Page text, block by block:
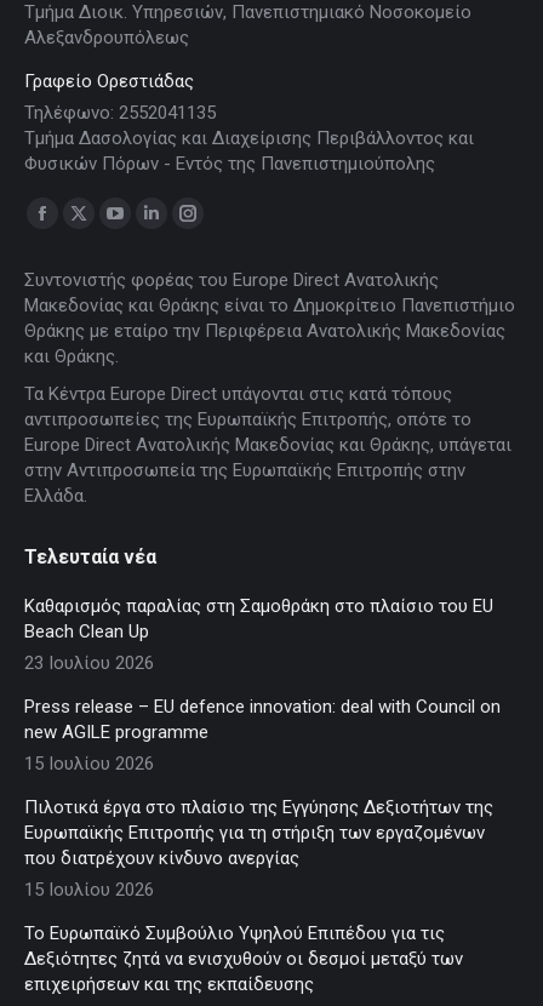
Τμήμα Διοικ. Υπηρεσιών, Πανεπιστημιακό Νοσοκομείο
Αλεξανδρουπόλεως
Γραφείο Ορεστιάδας
Τηλέφωνο: 2552041135
Τμήμα Δασολογίας και Διαχείρισης Περιβάλλοντος και
Φυσικών Πόρων - Εντός της Πανεπιστημιούπολης
Find us on:
Facebook
opens
in
new
window
X
opens
new
window
YouTube
opens
in
new
window
Linkedin
opens
window
Instagram
opens
window
Συντονιστής φορέας του Europe Direct Ανατολικής
Μακεδονίας και Θράκης είναι το Δημοκρίτειο Πανεπιστήμιο
Θράκης με εταίρο την Περιφέρεια Ανατολικής Μακεδονίας
και Θράκης.
Τα Κέντρα Europe Direct υπάγονται στις κατά τόπους
αντιπροσωπείες της Ευρωπαϊκής Επιτροπής, οπότε το
Europe Direct Ανατολικής Μακεδονίας και Θράκης, υπάγεται
στην Αντιπροσωπεία της Ευρωπαϊκής Επιτροπής στην
Ελλάδα.
Τελευταία νέα
Καθαρισμός παραλίας στη Σαμοθράκη στο πλαίσιο του EU
Beach Clean Up
23 Ιουλίου 2026
Press release – EU defence innovation: deal with Council on
new AGILE programme
15 Ιουλίου 2026
Πιλοτικά έργα στο πλαίσιο της Εγγύησης Δεξιοτήτων της
Ευρωπαϊκής Επιτροπής για τη στήριξη των εργαζομένων
που διατρέχουν κίνδυνο ανεργίας
15 Ιουλίου 2026
Το Ευρωπαϊκό Συμβούλιο Υψηλού Επιπέδου για τις
Δεξιότητες ζητά να ενισχυθούν οι δεσμοί μεταξύ των
επιχειρήσεων και της εκπαίδευσης